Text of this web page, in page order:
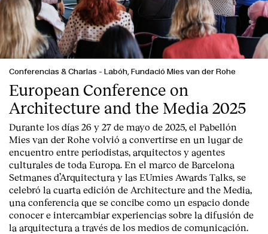
Conferencias & Charlas - Labóh, Fundació Mies van der Rohe
European Conference on
Architecture and the Media 2025
Durante los días 26 y 27 de mayo de 2025, el Pabellón
Mies van der Rohe volvió a convertirse en un lugar de
encuentro entre periodistas, arquitectos y agentes
culturales de toda Europa. En el marco de Barcelona
Setmanes d’Arquitectura y las EUmies Awards Talks, se
celebró la cuarta edición de Architecture and the Media,
una conferencia que se concibe como un espacio donde
conocer e intercambiar experiencias sobre la difusión de
la arquitectura a través de los medios de comunicación.